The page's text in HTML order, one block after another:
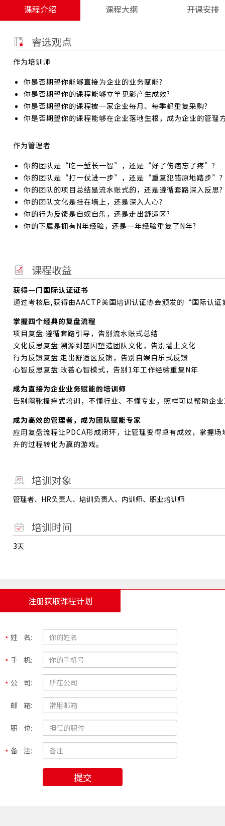
课程介绍 课程大纲 开课安排
睿选观点
作为培训师
你是否期望你能够直接为企业的业务赋能?
你是否期望你的课程能够立竿见影产生成效?
你是否期望你的课程被一家企业每月、每季都重复采购?
你是否期望你的课程能够在企业落地生根，成为企业的管理
作为管理者
你的团队是“吃一堑长一智”，还是“好了伤疤忘了疼”?
你的团队是“打一仗进一步”，还是“重复犯错原地踏步”?
你的团队的项目总结是流水账式的，还是遵循套路深入反思?
你的团队文化是挂在墙上，还是深入人心?
你的行为反馈是自娱自乐，还是走出舒适区?
你的下属是拥有N年经验，还是一年经验重复了N年?
课程收益
获得一门国际认证证书
通过考核后,获得由AACTP美国培训认证协会颁发的“国际认
掌握四个经典的复盘流程
项目复盘:遵循套路引导，告别流水账式总结
文化反思复盘:溯源到基因塑造团队文化，告别墙上文化
行为反馈复盘:走出舒适区反馈，告别自娱自乐式反馈
心智反思复盘:改善心智模式，告别1年工作经验重复N年
成为直接为企业业务赋能的培训师
告别隔靴搔痒式培训，不懂行业、不懂专业，照样可以帮助企
成为高效的管理者，成为团队赋能专家
应用复盘流程让PDCA形成闭环，让管理变得卓有成效，掌握
升的过程转化为赢的游戏。
培训对象
管理者、HR负责人、培训负责人、内训师、职业培训师
培训时间
3天
注册获取课程计划
姓 名:
手 机:
公 司:
邮 箱:
职 位:
备 注:
提交